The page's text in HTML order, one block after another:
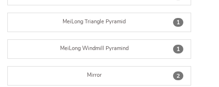
1
MeiLong Triangle Pyramid
1
MeiLong Windmill Pyramind
2
Mirror